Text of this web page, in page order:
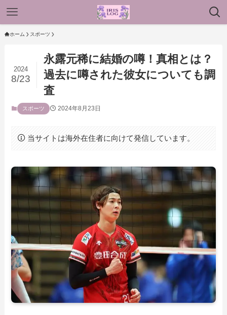
ホーム スポーツ
永露元稀に結婚の噂！真相とは？
過去に噂された彼女についても調
査
2024
8/23
スポーツ 2024年8月23日
当サイトは海外在住者に向けて発信しています。